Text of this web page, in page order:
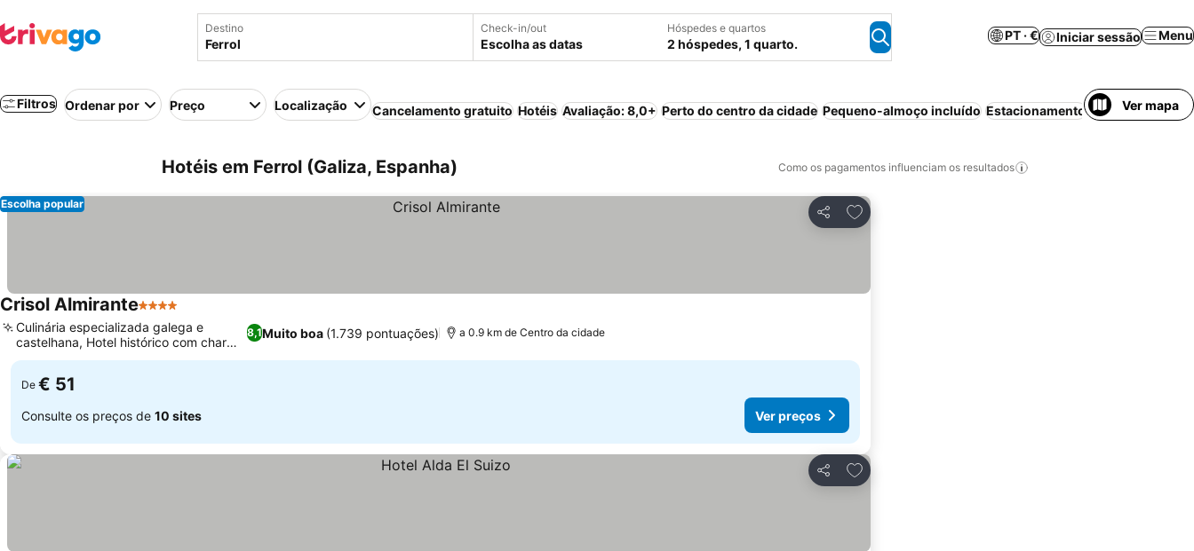
Destino Check-in/out
Escolha as datas
Hóspedes e quartos
2 hóspedes, 1 quarto.
PT · € Iniciar sessão Menu
Filtros Ordenar por Preço Localização Cancelamento gratuito Hotéis Avaliação: 8,0+ Perto do centro da cidade Pequeno-almoço incluído Estacionamento Aparthotel
Ver mapa
Hotéis em Ferrol (Galiza, Espanha) Como os pagamentos influenciam os resultados
Partilhar
Adicionar aos favoritos
Escolha popular
Crisol Almirante4 Estrelas
8,1Muito boa (1.739 pontuações)
Culinária especializada galega e
castelhana, Hotel histórico com charme
tradicional
a 0.9 km de Centro da cidade
De € 51
Consulte os preços de 10 sites Ver preços
Partilhar
Adicionar aos favoritos